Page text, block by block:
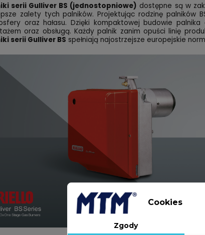
serii Gulliver BS (jednostopniowe) dostępne są w
zalety tych palników. Projektując rodzinę palników
oraz hałasu. Dzięki kompaktowej budowie
oraz obsługą. Każdy palnik zanim opuści linię
serii Gulliver BS spełniają najostrzejsze europejskie
Cookies
Zgody